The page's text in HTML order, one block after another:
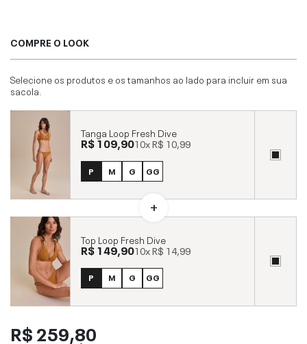
COMPRE O LOOK
Selecione os produtos e os tamanhos ao lado para incluir em sua
sacola.
Tanga Loop Fresh Dive
R$ 109,9010xR$ 10,99
P M G GG
Top Loop Fresh Dive
R$ 149,9010xR$ 14,99
P M G GG
R$ 259,80